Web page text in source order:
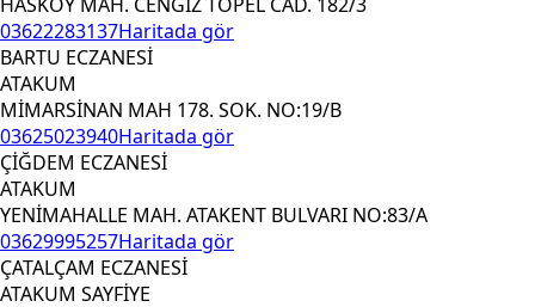
03622283137Haritada gör
BARTU ECZANESİ
ATAKUM
MİMARSİNAN MAH 178. SOK. NO:19/B
03625023940Haritada gör
ÇİĞDEM ECZANESİ
ATAKUM
YENİMAHALLE MAH. ATAKENT BULVARI NO:83/A
03629995257Haritada gör
ÇATALÇAM ECZANESİ
ATAKUM SAYFİYE